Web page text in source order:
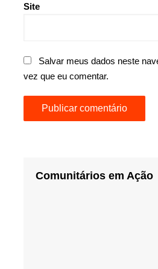
Site
Salvar meus dados neste
vez que eu comentar.
Comunitários em Ação